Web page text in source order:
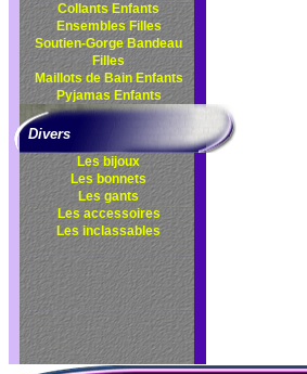
Collants Enfants
Ensembles Filles
Soutien-Gorge Bandeau
Filles
Maillots de Bain Enfants
Pyjamas Enfants
Divers
Les bijoux
Les bonnets
Les gants
Les accessoires
Les inclassables